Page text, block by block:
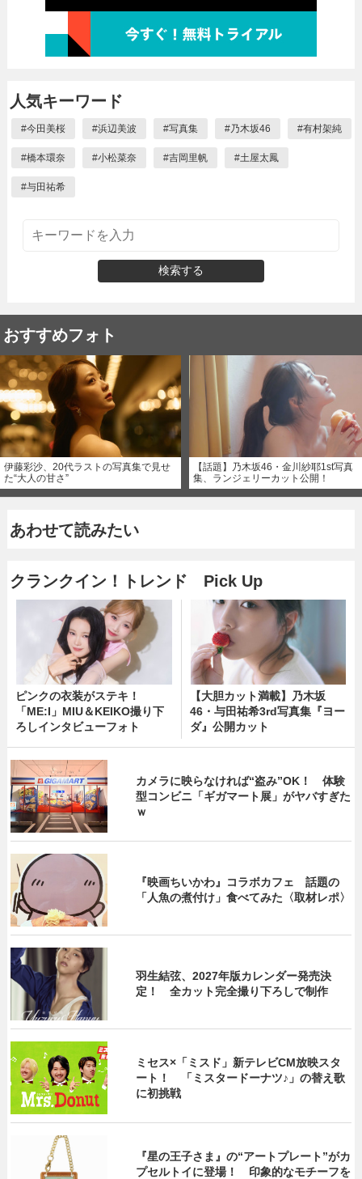
人気キーワード
#今田美桜 #浜辺美波 #写真集 #乃木坂46 #有村架純
#橋本環奈 #小松菜奈 #吉岡里帆 #土屋太鳳
#与田祐希
検索する
おすすめフォト
伊藤彩沙、20代ラストの写真集で見せ
た“大人の甘さ”
【話題】乃木坂46・金川紗耶1st写真
集、ランジェリーカット公開！
あわせて読みたい
クランクイン！トレンド Pick Up
ピンクの衣装がステキ！
「ME:I」MIU＆KEIKO撮り下
ろしインタビューフォト
【大胆カット満載】乃木坂
46・与田祐希3rd写真集『ヨー
ダ』公開カット
カメラに映らなければ“盗み”OK！ 体験
型コンビニ「ギガマート展」がヤバすぎた
ｗ
『映画ちいかわ』コラボカフェ 話題の
「人魚の煮付け」食べてみた〈取材レポ〉
羽生結弦、2027年版カレンダー発売決
定！ 全カット完全撮り下ろしで制作
ミセス×「ミスド」新テレビCM放映スタ
ート！ 「ミスタードーナツ♪」の替え歌
に初挑戦
『星の王子さま』の“アートプレート”がカ
プセルトイに登場！ 印象的なモチーフを